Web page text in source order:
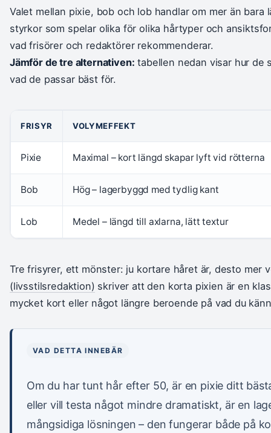
Valet mellan pixie, bob och lob handlar om mer än bara
styrkor som spelar olika för olika hårtyper och
vad frisörer och redaktörer rekommenderar.
Jämför de tre alternativen: tabellen nedan visar hur de
vad de passar bäst för.
FRISYR VOLYMEFFEKT
Pixie Maximal – kort längd skapar lyft vid rötterna
Bob Hög – lagerbyggd med tydlig kant
Lob Medel – längd till axlarna, lätt textur
Tre frisyrer, ett mönster: ju kortare håret är, desto mer
(livsstilsredaktion) skriver att den korta pixien är en
mycket kort eller något längre beroende på vad du
VAD DETTA INNEBÄR
Om du har tunt hår efter 50, är en pixie ditt
eller vill testa något mindre dramatiskt, är en
mångsidiga lösningen – den fungerar både på